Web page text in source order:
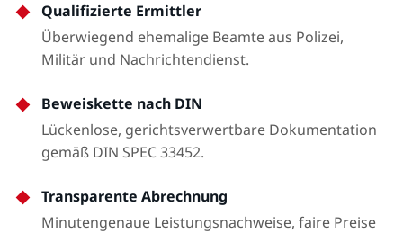
Qualifizierte Ermittler
Überwiegend ehemalige Beamte aus Polizei,
Militär und Nachrichtendienst.
Beweiskette nach DIN
Lückenlose, gerichtsverwertbare Dokumentation
gemäß DIN SPEC 33452.
Transparente Abrechnung
Minutengenaue Leistungsnachweise, faire Preise